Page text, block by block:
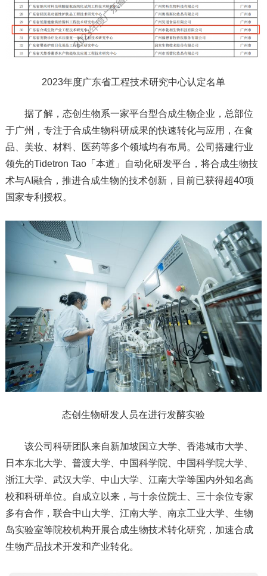
2023年度广东省工程技术研究中心认定名单
据了解，态创生物系一家平台型合成生物企业，总部位
于广州，专注于合成生物科研成果的快速转化与应用，在食
品、美妆、材料、医药等多个领域均有布局。公司搭建行业
领先的Tidetron Tao「本道」自动化研发平台，将合成生物技
术与AI融合，推进合成生物的技术创新，目前已获得超40项
国家专利授权。
态创生物研发人员在进行发酵实验
该公司科研团队来自新加坡国立大学、香港城市大学、
日本东北大学、普渡大学、中国科学院、中国科学院大学、
浙江大学、武汉大学、中山大学、江南大学等国内外知名高
校和科研单位。自成立以来，与十余位院士、三十余位专家
多有合作，联合中山大学、江南大学、南京工业大学、生物
岛实验室等院校机构开展合成生物技术转化研究，加速合成
生物产品技术开发和产业转化。